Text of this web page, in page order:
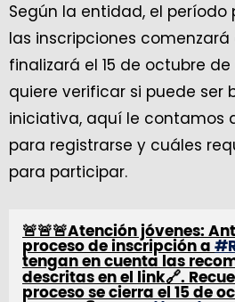
Según la entidad, el
las inscripciones comenzará
finalizará el 15 de octubre de
quiere verificar si puede ser
iniciativa, aquí le contamos
para registrarse y cuáles
para participar.
🚨🚨🚨Atención jóvenes:
proceso de inscripción a
tengan en cuenta las
descritas en el link🔗.
proceso se cierra el 15 de